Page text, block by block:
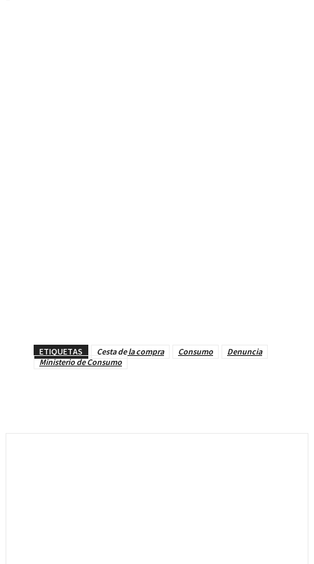
ETIQUETAS Cesta de la compra Consumo
Denuncia
Ministerio de Consumo